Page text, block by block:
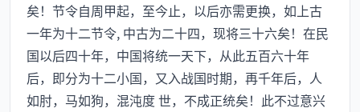
矣！节令自周甲起，至今止，以后亦需更换，如上古
一年为十二节令, 中古为二十四，现将三十六矣！在民
国以后四十年，中国将统一天下，从此五百六十年
后，即分为十二小国，又入战国时期，再千年后，人
如肘，马如狗，混沌度 世，不成正统矣！此不过意兴